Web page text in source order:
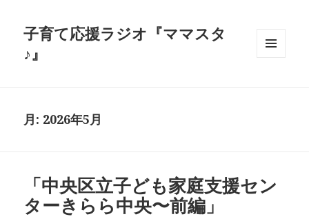
子育て応援ラジオ『ママスタ
♪』
月: 2026年5月
「中央区立子ども家庭支援セン
ターきらら中央〜前編」